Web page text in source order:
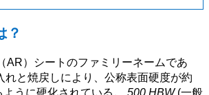
？
AR）シートのファミリーネームであ
れと焼戻しにより、公称表面硬度が約
うに硬化されている。 500 HBW(一般